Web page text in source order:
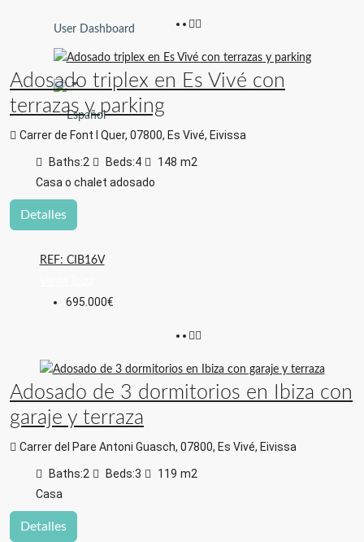
User Dashboard
Adosado triplex en Es Vivé con
terrazas y parking
Carrer de Font I Quer, 07800, Es Vivé, Eivissa
Baths:2 Beds:4 148 m2
Casa o chalet adosado
Detalles
REF: CIB16V
695.000€
Adosado de 3 dormitorios en Ibiza con
garaje y terraza
Carrer del Pare Antoni Guasch, 07800, Es Vivé, Eivissa
Baths:2 Beds:3 119 m2
Casa
Detalles